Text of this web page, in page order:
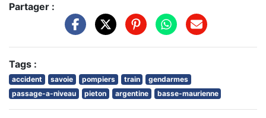
Partager :
Tags :
accident savoie pompiers train
gendarmes
passage-a-niveau
pieton argentine basse-maurienne